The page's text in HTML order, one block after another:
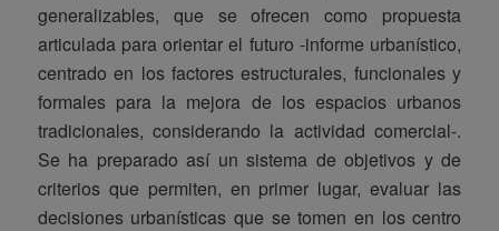
generalizables, que se ofrecen como propuesta
articulada para orientar el futuro -informe urbanístico,
centrado en los factores estructurales, funcionales y
formales para la mejora de los espacios urbanos
tradicionales, considerando la actividad comercial-.
Se ha preparado así un sistema de objetivos y de
criterios que permiten, en primer lugar, evaluar las
decisiones urbanísticas que se tomen en los centro